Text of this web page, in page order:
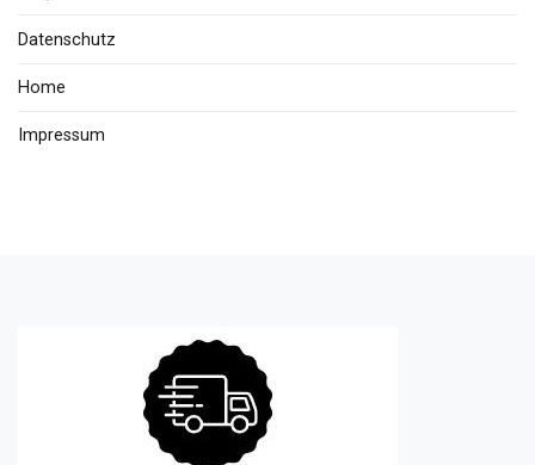
Datenschutz
Home
Impressum